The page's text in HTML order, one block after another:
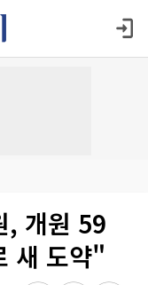
, 개원 59
새 도약"